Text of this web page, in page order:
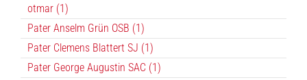
otmar (1)
Pater Anselm Grün OSB (1)
Pater Clemens Blattert SJ (1)
Pater George Augustin SAC (1)